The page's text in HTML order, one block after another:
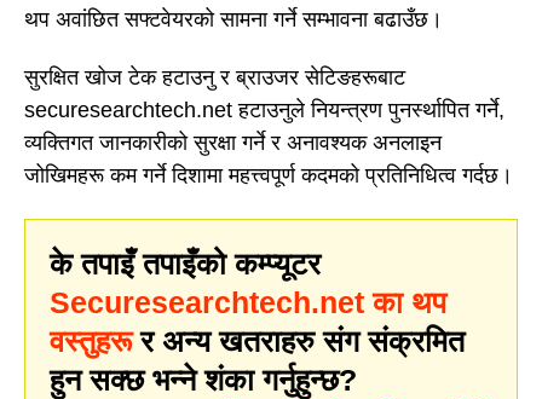
थप अवांछित सफ्टवेयरको सामना गर्ने सम्भावना बढाउँछ।
सुरक्षित खोज टेक हटाउनु र ब्राउजर सेटिङहरूबाट
securesearchtech.net हटाउनुले नियन्त्रण पुनर्स्थापित गर्ने,
व्यक्तिगत जानकारीको सुरक्षा गर्ने र अनावश्यक अनलाइन
जोखिमहरू कम गर्ने दिशामा महत्त्वपूर्ण कदमको प्रतिनिधित्व गर्दछ।
के तपाइँ तपाइँको कम्प्यूटर
Securesearchtech.net का थप
वस्तुहरूर अन्य खतराहरु संग संक्रमित
हुन सक्छ भन्ने शंका गर्नुहुन्छ?